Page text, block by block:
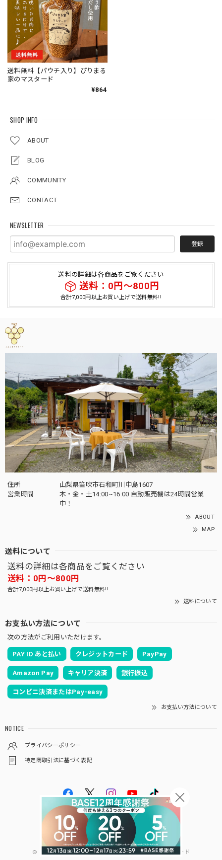
SHOP INFO
ABOUT
BLOG
COMMUNITY
CONTACT
NEWSLETTER
登録
送料の詳細は各商品をご覧ください
送料：0円〜800円
合計7,000円以上お買い上げで送料無料!!
送料無料【パウチ入り】ぴりまる
家のマスタード
¥864
住所
山梨県笛吹市石和町川中島1607
営業時間
木・金・土14:00~16:00 自動販売機は24時間営業
中！
ABOUT
MAP
送料について
送料の詳細は各商品をご覧ください
送料：0円〜800円
合計7,000円以上お買い上げで送料無料!!
送料について
お支払い方法について
次の方法がご利用いただけます。
PAY ID あと払い クレジットカード PayPay
Amazon Pay キャリア決済 銀行振込
コンビニ決済またはPay-easy
お支払い方法について
NOTICE
プライバシーポリシー
特定商取引法に基づく表記
© 【ふえふきマスタード】ぴりまるけが作る山梨のマスタード